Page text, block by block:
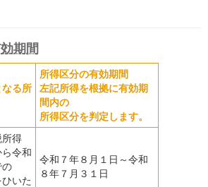
期間
る所
所得区分の有効期間
左記所得を根拠に有効期
間内の
所得区分を判定します。
所得
ら令和
の
いた
令和７年８月１日～令和
８年７月３１日